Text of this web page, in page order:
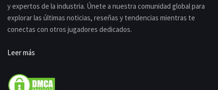
y expertos de la industria. Únete a nuestra comunidad global para
explorar las últimas noticias, reseñas y tendencias mientras te
conectas con otros jugadores dedicados.
Leer más